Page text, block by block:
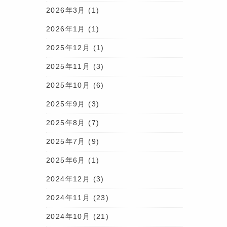
2026年3月 (1)
2026年1月 (1)
2025年12月 (1)
2025年11月 (3)
2025年10月 (6)
2025年9月 (3)
2025年8月 (7)
2025年7月 (9)
2025年6月 (1)
2024年12月 (3)
2024年11月 (23)
2024年10月 (21)